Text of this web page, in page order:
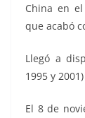
China en
que acabó
Llegó a
1995 y
El 8 de